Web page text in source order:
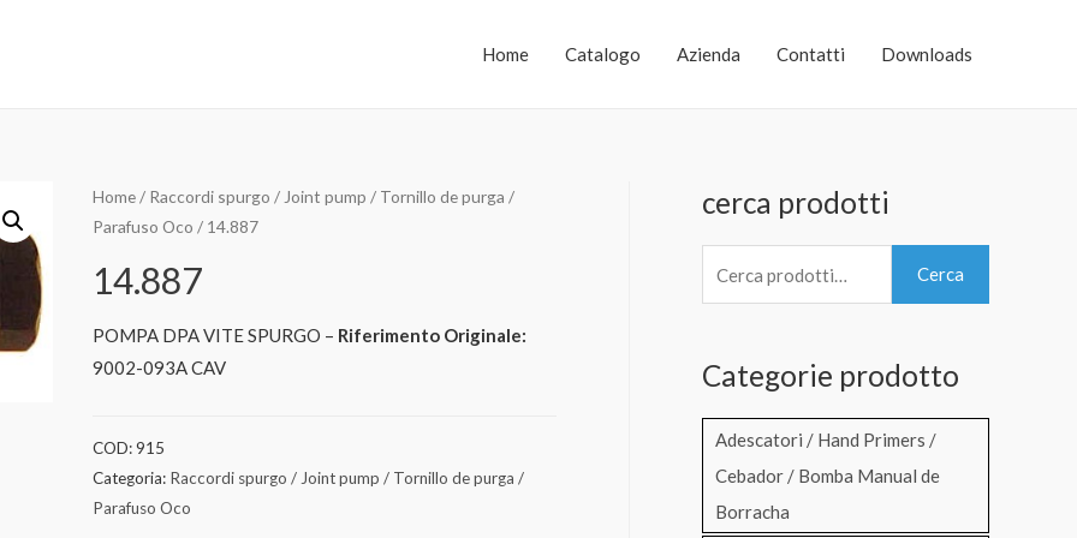
Home Catalogo Azienda Contatti Downloads
Home/ Raccordi spurgo / Joint pump / Tornillo de purga /
Parafuso Oco / 14.887
14.887
POMPA DPA VITE SPURGO – Riferimento Originale:
9002-093A CAV
COD:915
Categoria: Raccordi spurgo / Joint pump / Tornillo de purga /
Parafuso Oco
cerca prodotti
e
c
Cerca
Categorie prodotto
Adescatori / Hand Primers /
Cebador / Bomba Manual de
Borracha